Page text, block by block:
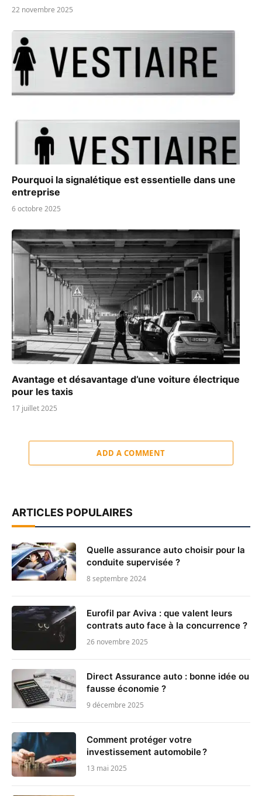
22 novembre 2025
Pourquoi la signalétique est essentielle dans une
entreprise
6 octobre 2025
Avantage et désavantage d’une voiture électrique
pour les taxis
17 juillet 2025
ADD A COMMENT
ARTICLES POPULAIRES
Quelle assurance auto choisir pour la
conduite supervisée ?
8 septembre 2024
Eurofil par Aviva : que valent leurs
contrats auto face à la concurrence ?
26 novembre 2025
Direct Assurance auto : bonne idée ou
fausse économie ?
9 décembre 2025
Comment protéger votre
investissement automobile ?
13 mai 2025